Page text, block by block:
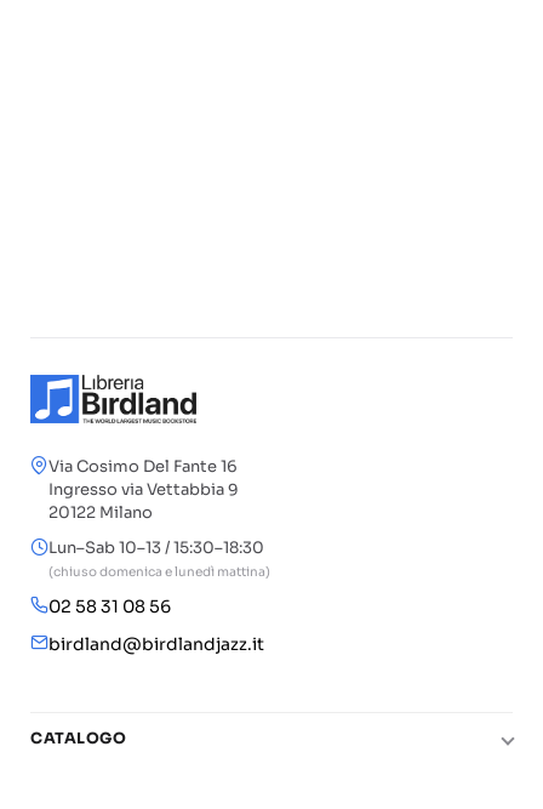
Via Cosimo Del Fante 16
Ingresso via Vettabbia 9
20122 Milano
Lun–Sab 10–13 / 15:30–18:30
(chiuso domenica e lunedì mattina)
02 58 31 08 56
birdland@birdlandjazz.it
CATALOGO